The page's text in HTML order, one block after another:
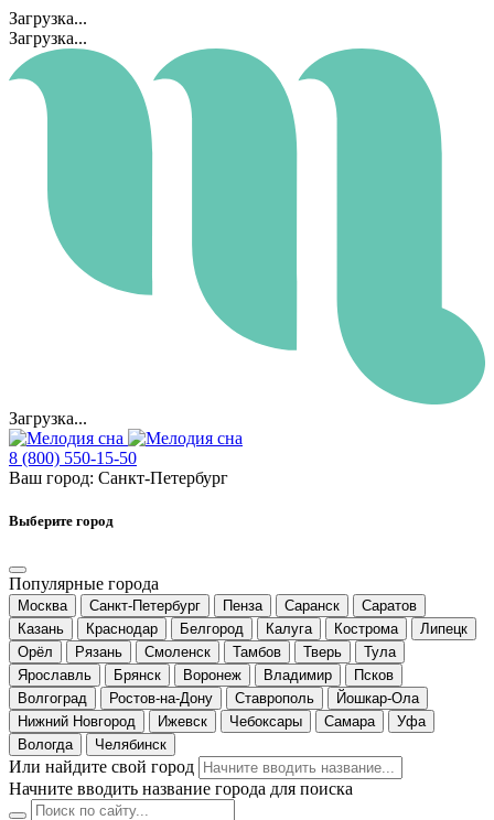
Загрузка...
Загрузка...
Загрузка...
8 (800) 550-15-50
Ваш город: Санкт-Петербург
Выберите город
Популярные города
Москва Санкт-Петербург Пенза Саранск
Саратов
Казань
Краснодар Белгород Калуга Кострома
Липецк
Орёл
Рязань Смоленск Тамбов Тверь
Тула
Ярославль
Брянск Воронеж Владимир
Псков
Волгоград
Ростов-на-Дону Ставрополь
Йошкар-Ола
Нижний Новгород
Ижевск Чебоксары Самара
Уфа
Вологда
Челябинск
Или найдите свой город
Начните вводить название города для поиска